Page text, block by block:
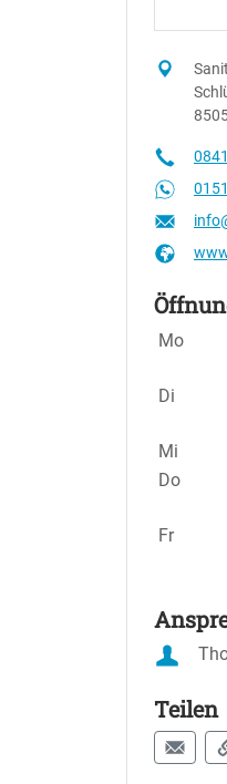
Mo
Di
Mi
Do
Fr
Teilen